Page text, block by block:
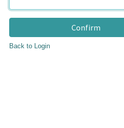
Confirm
Back to Login